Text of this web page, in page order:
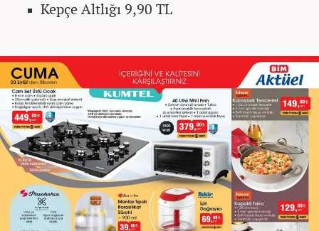
Kepçe Altlığı 9,90 TL